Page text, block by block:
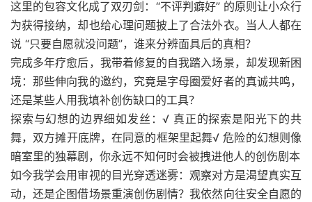
这里的包容文化成了双刃剑：“不评判癖好” 的原则让小众行
为获得接纳，却也给心理问题披上了合法外衣。当人人都在
说 “只要自愿就没问题”，谁来分辨面具后的真相？
完成多年疗愈后，我带着修复的自我踏入场景，却发现新困
境：那些伸向我的邀约，究竟是字母圈爱好者的真诚共鸣，
还是某些人用我填补创伤缺口的工具？
探索与幻想的边界细如发丝：√ 真正的探索是阳光下的共
舞，双方摊开底牌，在同意的框架里起舞√ 危险的幻想则像
暗室里的独幕剧，你永远不知何时会被拽进他人的创伤剧本
如今我学会用审视的目光穿透迷雾：观察对方是渴望真实互
动，还是企图借场景重演创伤剧情？我依然向往安全自愿的